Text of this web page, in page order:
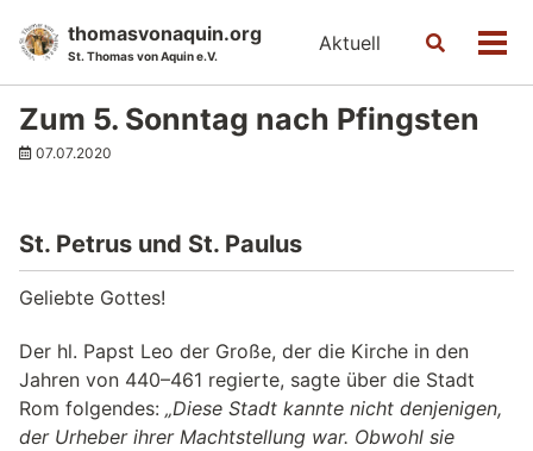
thomasvonaquin.org
St. Thomas von Aquin e.V.
Aktuell
Toggle
Zum 5. Sonntag nach Pfingsten
07.07.2020
St. Petrus und St. Paulus
Geliebte Gottes!
Der hl. Papst Leo der Große, der die Kirche in den
Jahren von 440–461 regierte, sagte über die Stadt
Rom folgendes: „Diese Stadt kannte nicht denjenigen,
der Urheber ihrer Machtstellung war. Obwohl sie